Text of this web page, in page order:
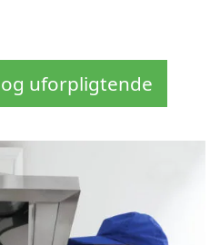
uforpligtende